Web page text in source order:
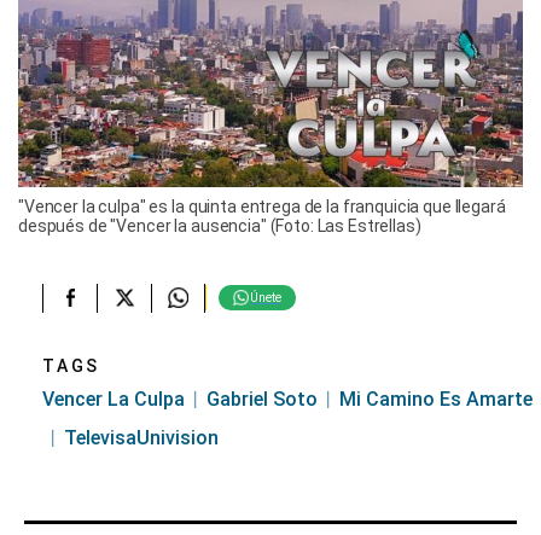
"Vencer la culpa" es la quinta entrega de la franquicia que llegará
después de "Vencer la ausencia" (Foto: Las Estrellas)
Únete
TAGS
Vencer La Culpa Gabriel Soto
Mi Camino Es Amarte
TelevisaUnivision